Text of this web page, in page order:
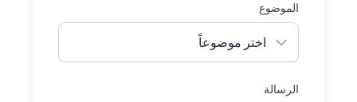
الموضوع
الرسالة